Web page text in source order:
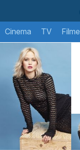
Cinema TV Filme